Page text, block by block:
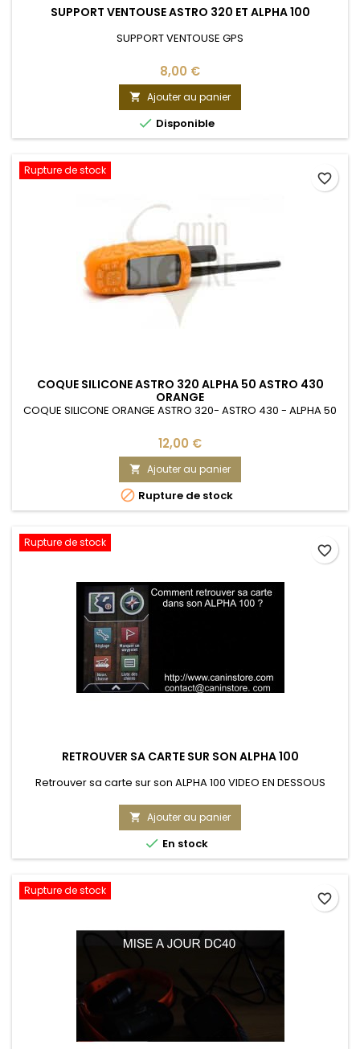
SUPPORT VENTOUSE ASTRO 320 ET ALPHA 100
SUPPORT VENTOUSE GPS
8,00 €
 Ajouter au panier
 Disponible
Rupture de stock
COQUE SILICONE ASTRO 320 ALPHA 50 ASTRO 430
ORANGE
COQUE SILICONE ORANGE ASTRO 320- ASTRO 430 - ALPHA 50
12,00 €
 Ajouter au panier
 Rupture de stock
favorite_border
Rupture de stock
RETROUVER SA CARTE SUR SON ALPHA 100
Retrouver sa carte sur son ALPHA 100 VIDEO EN DESSOUS
 Ajouter au panier
 En stock
favorite_border
Rupture de stock
favorite_border